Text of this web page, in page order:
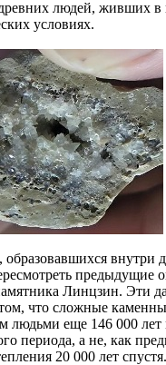
древних людей, живших
условиях.
образовавшихся внутри
предыдущие
Линцзин. Эти
что сложные
людьми еще 146 000 лет
периода, а не, как
20 000 лет спустя.